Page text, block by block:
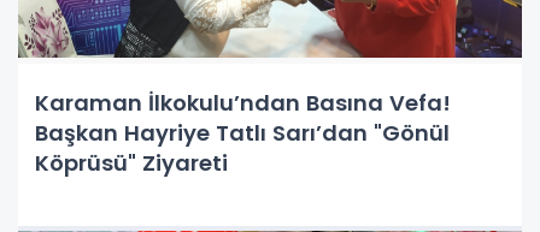
Karaman İlkokulu’ndan Basına Vefa!
Başkan Hayriye Tatlı Sarı’dan "Gönül
Köprüsü" Ziyareti